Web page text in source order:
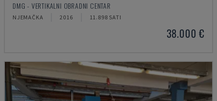
DMG - VERTIKALNI OBRADNI CENTAR
NJEMAČKA 2016 11.898 SATI
38.000 €